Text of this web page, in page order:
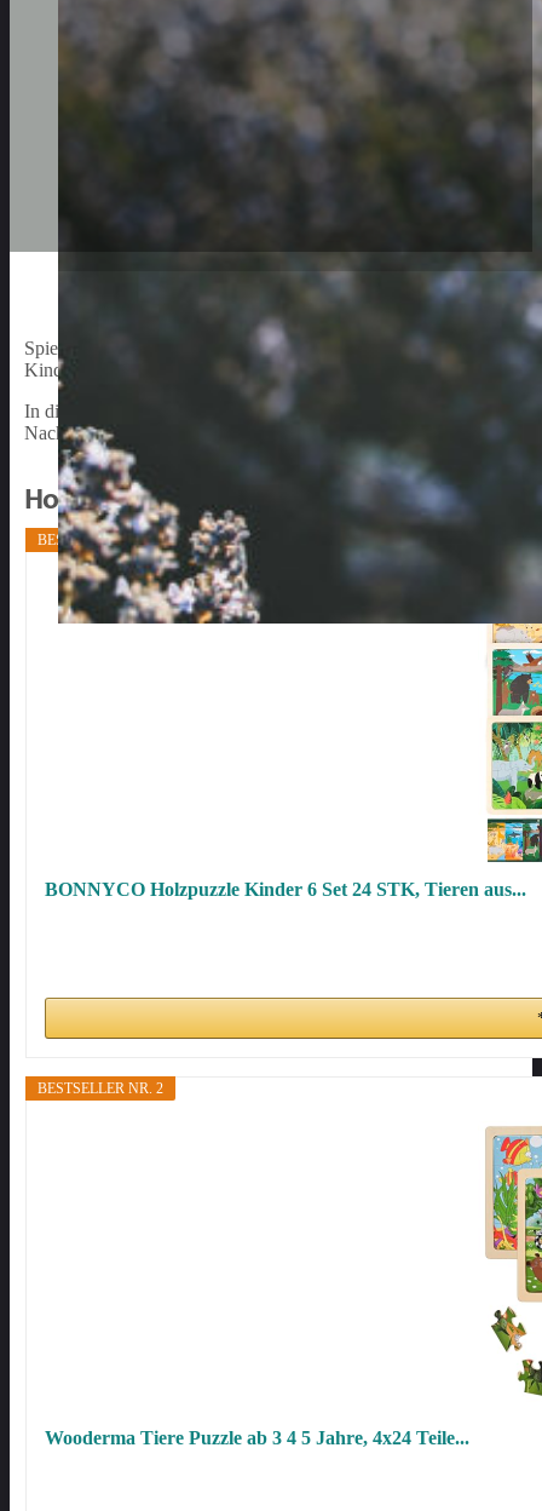
Spielen und Lernen gehen Hand in Hand und Puzzles haben sich
Kindern erwiesen. Es gibt verschiedene Arten von Puzzles auf
In dieser Betrachtung möchten wir auf die vielen Gründe
Nachhaltigkeit, Sicherheit und pädagogischen Wert sind nur
Holzpuzzle Bestenliste
BESTSELLER NR. 1
BONNYCO Holzpuzzle Kinder 6 Set 24 STK, Tieren aus...
BESTSELLER NR. 2
Wooderma Tiere Puzzle ab 3 4 5 Jahre, 4x24 Teile...